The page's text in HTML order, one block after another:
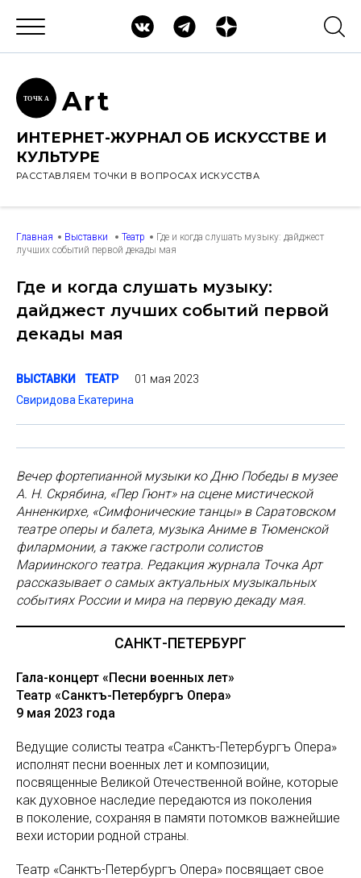
ТОЧК А Art
ИНТЕРНЕТ-ЖУРНАЛ ОБ ИСКУССТВЕ И
КУЛЬТУРЕ
РАССТАВЛЯЕМ ТОЧКИ В ВОПРОСАХ ИСКУССТВА
Главная Выставки Театр
Где и когда слушать музыку: дайджест
лучших событий первой декады мая
Где и когда слушать музыку:
дайджест лучших событий первой
декады мая
ВЫСТАВКИ ТЕАТР
01 мая 2023
Свиридова Екатерина
Вечер фортепианной музыки ко Дню Победы в музее
А. Н. Скрябина, «Пер Гюнт» на сцене мистической
Анненкирхе, «Симфонические танцы» в Саратовском
театре оперы и балета, музыка Аниме в Тюменской
филармонии, а также гастроли солистов
Мариинского театра. Редакция журнала Точка Арт
рассказывает о самых актуальных музыкальных
событиях России и мира на первую декаду мая.
САНКТ-ПЕТЕРБУРГ
Гала-концерт «Песни военных лет»
Театр «Санктъ-Петербургъ Опера»
9 мая 2023 года
Ведущие солисты театра «Санктъ-Петербургъ Опера»
исполнят песни военных лет и композиции,
посвященные Великой Отечественной войне, которые
как духовное наследие передаются из поколения
в поколение, сохраняя в памяти потомков важнейшие
вехи истории родной страны.
Театр «Санктъ-Петербургъ Опера» посвящает свое